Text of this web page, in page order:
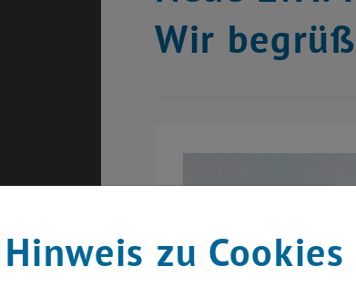
Wir
Hinweis zu